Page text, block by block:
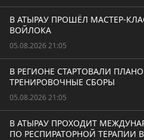
В АТЫРАУ ПРОШЁЛ МАСТЕР-
ВОЙЛОКА
05.08.2026 21:05
В РЕГИОНЕ СТАРТОВАЛИ
ТРЕНИРОВОЧНЫЕ СБОРЫ
05.08.2026 21:05
В АТЫРАУ ПРОХОДИТ
ПО РЕСПИРАТОРНОЙ ТЕРАПИИ